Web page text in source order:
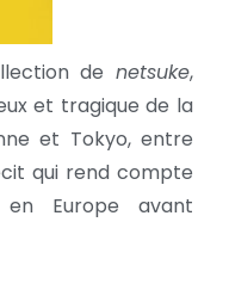
de netsuke,
et tragique de la
et Tokyo, entre
qui rend compte
en Europe avant